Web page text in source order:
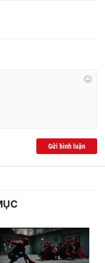
nếu không có sự chấp
VTV.vn khi phát hành lại
Gửi bình luận